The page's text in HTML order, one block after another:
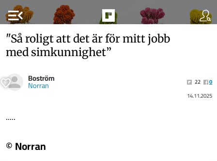
menu_open
"Så roligt att det är för mitt jobb
med simkunnighet”
Boström
Norran 22
0
14.11.2025
.....
© Norran